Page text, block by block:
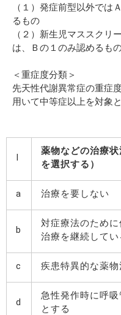
（１）発症前型以外では
るもの
（２）新生児マススクリ
は、Ｂの１のみ認めるも
＜重症度分類＞
先天性代謝異常症の重症
用いて中等症以上を対象と
I
薬物などの治療
を選択する）
a 治療を要しない
b
対症療法のため
治療を継続してい
c 疾患特異的な薬
d
急性発作時に呼
とする